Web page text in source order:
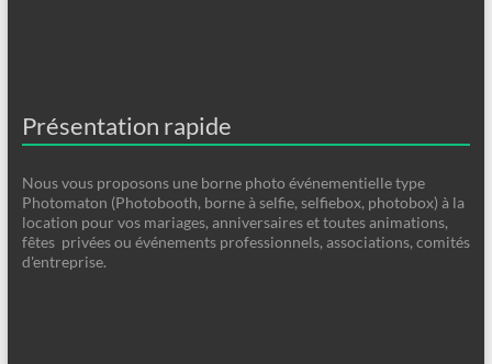
Présentation rapide
Nous vous proposons une borne photo événementielle type
Photomaton (Photobooth, borne à selfie, selfiebox, photobox) à la
location pour vos mariages, anniversaires et toutes animations,
fêtes privées ou événements professionnels, associations, comités
d'entreprise.